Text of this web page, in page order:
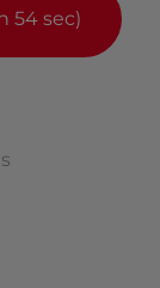
54 sec)